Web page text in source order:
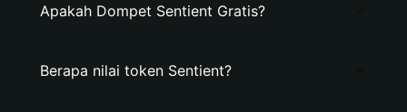
Apakah Dompet Sentient Gratis?
Berapa nilai token Sentient?